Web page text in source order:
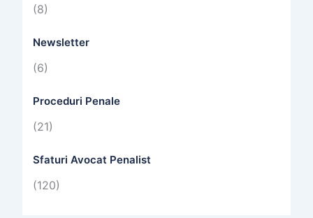
(8)
Newsletter
(6)
Proceduri Penale
(21)
Sfaturi Avocat Penalist
(120)